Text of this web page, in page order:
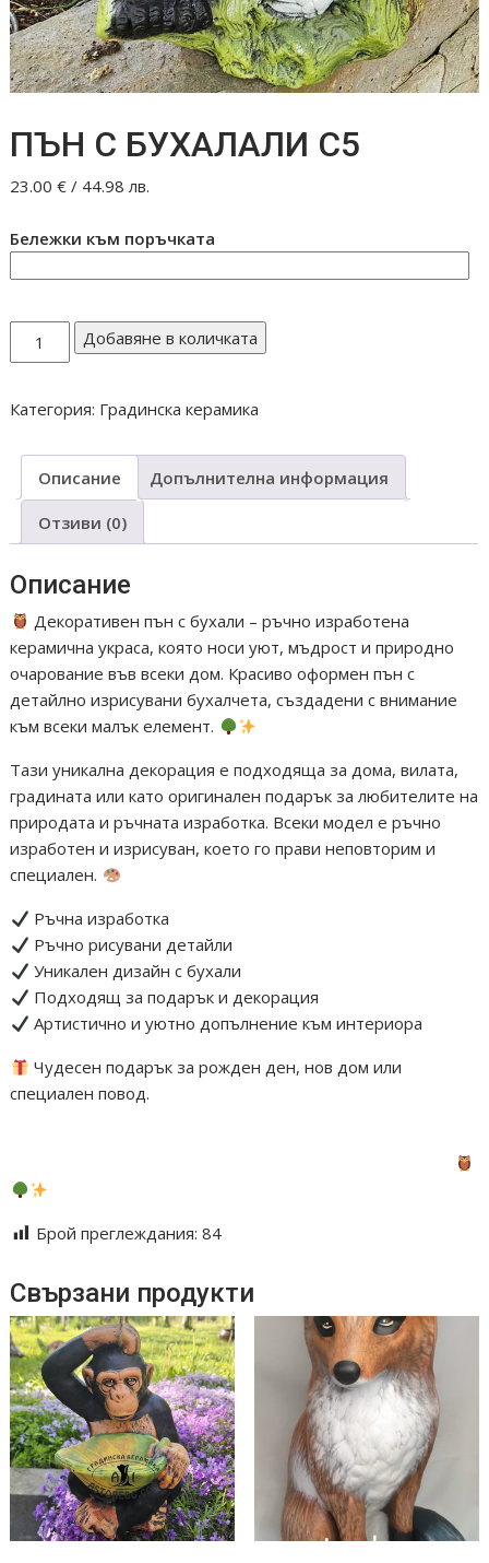
ПЪН С БУХАЛАЛИ С5
23.00€ / 44.98 лв.
Бележки към поръчката
количество
за
С
Добавяне в количката
Категория: Градинска керамика
Описание Допълнителна информация
Отзиви (0)
Описание
Декоративен пън с бухали – ръчно изработена
керамична украса, която носи уют, мъдрост и природно
очарование във всеки дом. Красиво оформен пън с
детайлно изрисувани бухалчета, създадени с внимание
към всеки малък елемент.
Тази уникална декорация е подходяща за дома, вилата,
градината или като оригинален подарък за любителите на
природата и ръчната изработка. Всеки модел е ръчно
изработен и изрисуван, което го прави неповторим и
специален.
Ръчна изработка
Ръчно рисувани детайли
Уникален дизайн с бухали
Подходящ за подарък и декорация
Артистично и уютно допълнение към интериора
Чудесен подарък за рожден ден, нов дом или
специален повод.
Брой преглеждания: 84
Свързани продукти